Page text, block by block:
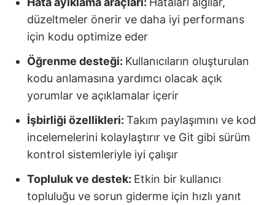
düzeltmeler önerir ve daha iyi performans
için kodu optimize eder
Öğrenme desteği: Kullanıcıların oluşturulan
kodu anlamasına yardımcı olacak açık
yorumlar ve açıklamalar içerir
İşbirliği özellikleri: Takım paylaşımını ve kod
incelemelerini kolaylaştırır ve Git gibi sürüm
kontrol sistemleriyle iyi çalışır
Topluluk ve destek: Etkin bir kullanıcı
topluluğu ve sorun giderme için hızlı yanıt